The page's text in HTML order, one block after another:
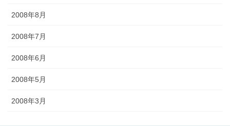
2008年8月
2008年7月
2008年6月
2008年5月
2008年3月